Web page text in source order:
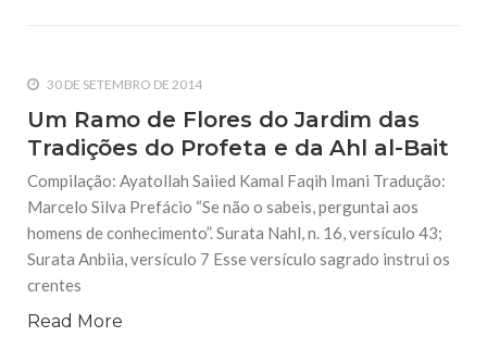
30 DE SETEMBRO DE 2014
Um Ramo de Flores do Jardim das
Tradições do Profeta e da Ahl al-Bait
Compilação: Ayatollah Saiied Kamal Faqih Imani Tradução:
Marcelo Silva Prefácio “Se não o sabeis, perguntai aos
homens de conhecimento”. Surata Nahl, n. 16, versículo 43;
Surata Anbiia, versículo 7 Esse versículo sagrado instrui os
crentes
Read More